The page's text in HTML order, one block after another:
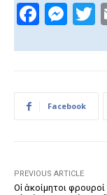
F
c
b
k
M
ss
n
tt
Facebook
PREVIOUS ARTICLE
Οἱ ἀκοίμητοι